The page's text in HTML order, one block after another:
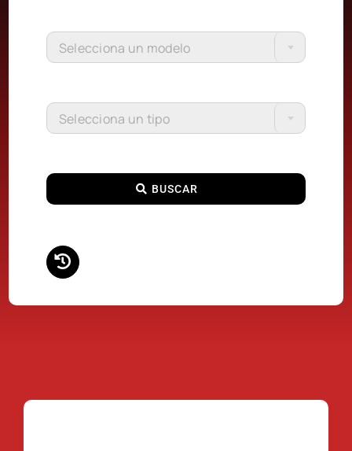
Selecciona un modelo
Selecciona un tipo
BUSCAR